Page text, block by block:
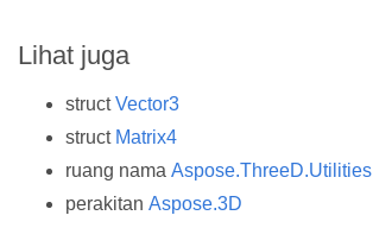
Lihat juga
structVector3
struct Matrix4
ruang nama Aspose.ThreeD.Utilities
perakitan Aspose.3D